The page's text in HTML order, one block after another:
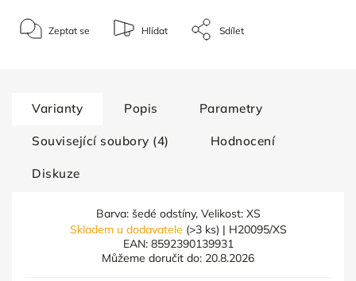
Zeptat se Hlídat Sdílet
Varianty Popis Parametry
Související soubory (4) Hodnocení
Diskuze
Barva: šedé odstíny, Velikost: XS
Skladem u dodavatele (>3 ks) | H20095/XS
EAN: 8592390139931
Můžeme doručit do: 20.8.2026